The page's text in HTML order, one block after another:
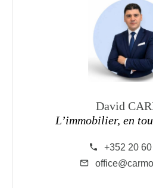
David
L’immobilier, en
+352 20